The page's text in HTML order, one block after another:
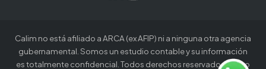
Calim no está afiliado a ARCA (ex AFIP) ni a ninguna otra agencia
gubernamental. Somos un estudio contable y su información
es totalmente confidencial. Todos derechos reservados. El uso